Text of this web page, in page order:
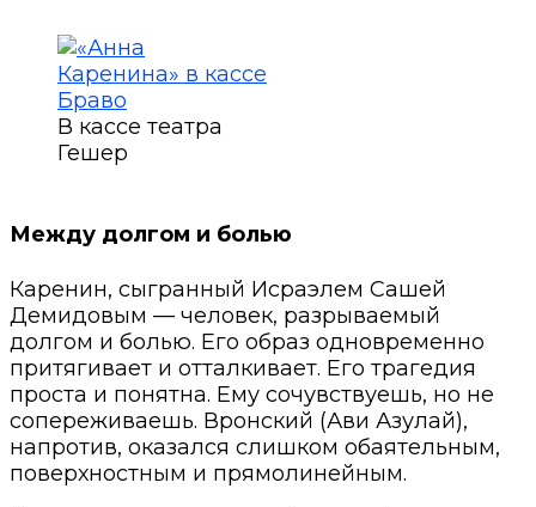
В кассе театра
Гешер
Между долгом и болью
Каренин, сыгранный Исраэлем Сашей
Демидовым — человек, разрываемый
долгом и болью. Его образ одновременно
притягивает и отталкивает. Его трагедия
проста и понятна. Ему сочувствуешь, но не
сопереживаешь. Вронский (Ави Азулай),
напротив, оказался слишком обаятельным,
поверхностным и прямолинейным.